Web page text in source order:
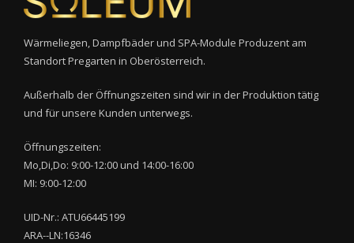
Wärmeliegen, Dampfbäder und SPA-Module Produzent am
Standort Pregarten in Oberösterreich.
Außerhalb der Öffnungszeiten sind wir in der Produktion tätig
und für unsere Kunden unterwegs.
Öffnungszeiten:
Mo,Di,Do: 9:00-12:00 und 14:00-16:00
MI: 9:00-12:00
UID-Nr.: ATU66445199
ARA--LN:16346